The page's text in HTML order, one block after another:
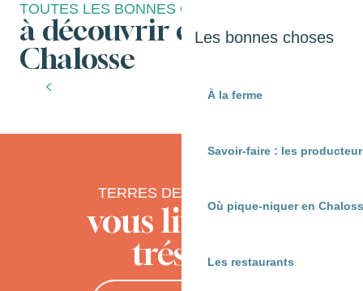
Les bonnes choses
À la ferme
Savoir-faire : les
Où pique-niquer en
Les restaurants
TOUTES LES BONNES CHOSES
à découvrir en Terres de
Chalosse
Venir en cure aux Thermes de Préchacq-
les-Bains
TERRES DE CHALOSSE
vous livre ses
trésors